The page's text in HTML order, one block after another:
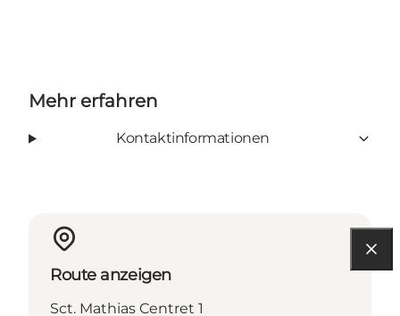
Mehr erfahren
Kontaktinformationen
Route anzeigen
Sct. Mathias Centret 1